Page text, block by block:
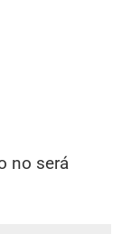
no será